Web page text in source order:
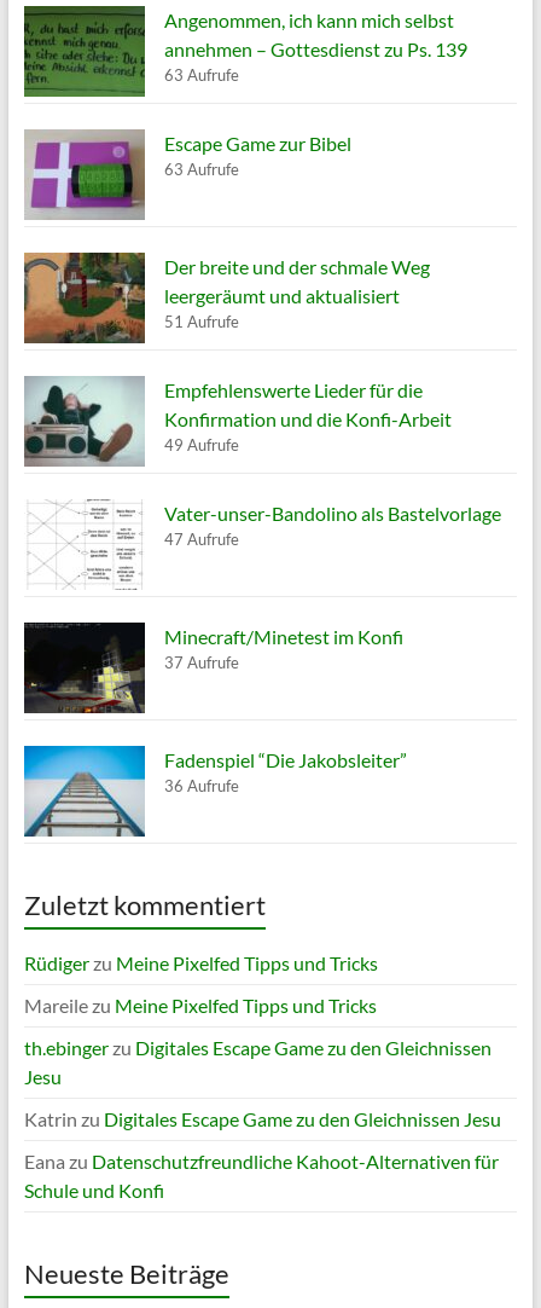
Angenommen, ich kann mich selbst
annehmen – Gottesdienst zu Ps. 139
63 Aufrufe
Escape Game zur Bibel
63 Aufrufe
Der breite und der schmale Weg
leergeräumt und aktualisiert
51 Aufrufe
Empfehlenswerte Lieder für die
Konfirmation und die Konfi-Arbeit
49 Aufrufe
Vater-unser-Bandolino als Bastelvorlage
47 Aufrufe
Minecraft/Minetest im Konfi
37 Aufrufe
Fadenspiel “Die Jakobsleiter”
36 Aufrufe
Zuletzt kommentiert
Rüdigerzu Meine Pixelfed Tipps und Tricks
Mareilezu Meine Pixelfed Tipps und Tricks
th.ebingerzu Digitales Escape Game zu den Gleichnissen
Jesu
Katrin zu Digitales Escape Game zu den Gleichnissen Jesu
Eana zu Datenschutzfreundliche Kahoot-Alternativen für
Schule und Konfi
Neueste Beiträge